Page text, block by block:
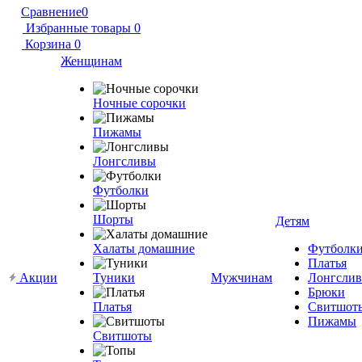
Сравнение0
Избранные товары 0
Корзина 0
Акции
Женщинам
Ночные сорочки
Пижамы
Лонгсливы
Футболки
Шорты
Халаты домашние
Туники
Платья
Свитшоты
Мужчинам
Детям
Футболки
Платья
Брюки
Пижамы